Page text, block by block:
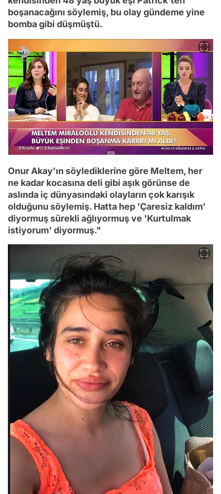
boşanacağını söylemiş, bu olay gündeme yine
bomba gibi düşmüştü.
Onur Akay'ın söylediklerine göre Meltem, her
ne kadar kocasına deli gibi aşık görünse de
aslında iç dünyasındaki olayların çok karışık
olduğunu söylemiş. Hatta hep 'Çaresiz kaldım'
diyormuş sürekli ağlıyormuş ve 'Kurtulmak
istiyorum' diyormuş."